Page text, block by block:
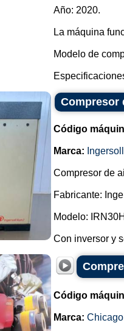
Año: 2020.
La máquina
Modelo de
Compresor
Código
Marca:
Compresor de
Fabricante:
Modelo:
Con inversor y
Código
Marca: